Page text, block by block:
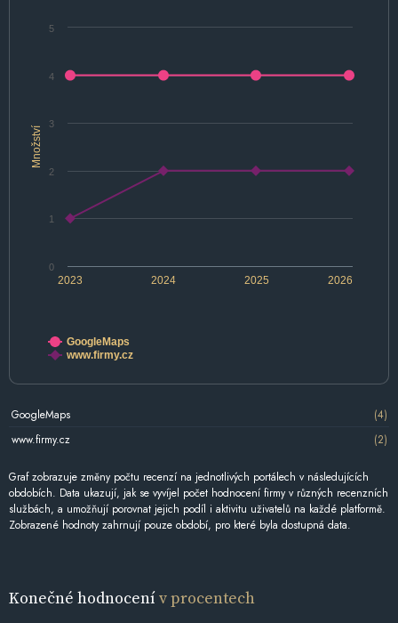
Množství
2024 2026
2023 2025
0
1
2
3
4
5
GoogleMaps
www.firmy.cz
GoogleMaps
(4)
www.firmy.cz
(2)
Graf zobrazuje změny počtu recenzí na jednotlivých portálech v následujících
obdobích. Data ukazují, jak se vyvíjel počet hodnocení firmy v různých recenzních
službách, a umožňují porovnat jejich podíl i aktivitu uživatelů na každé platformě.
Zobrazené hodnoty zahrnují pouze období, pro které byla dostupná data.
Konečné hodnocenív procentech